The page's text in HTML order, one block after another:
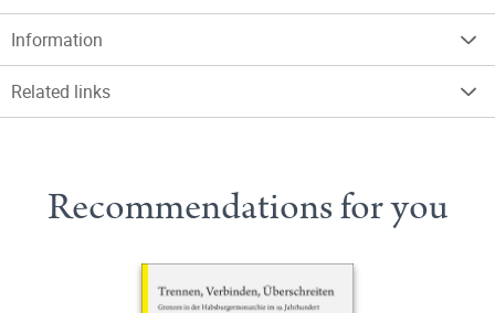
Information
Related links
Recommendations for you